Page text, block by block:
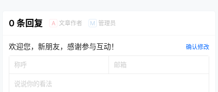
0 条回复 A 文章作者 M 管理员
欢迎您，新朋友，感谢参与互动！ 确认修改